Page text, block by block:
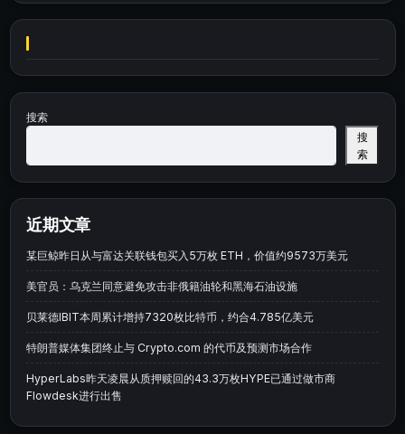
搜索
搜
索
近期文章
某巨鲸昨日从与富达关联钱包买入5万枚 ETH，价值约9573万美元
美官员：乌克兰同意避免攻击非俄籍油轮和黑海石油设施
贝莱德IBIT本周累计增持7320枚比特币，约合4.785亿美元
特朗普媒体集团终止与 Crypto.com 的代币及预测市场合作
HyperLabs昨天凌晨从质押赎回的43.3万枚HYPE已通过做市商
Flowdesk进行出售